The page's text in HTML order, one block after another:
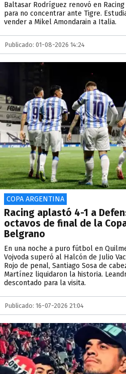
Baltasar Rodríguez renovó en
para no concentrar ante Tigre.
vender a Mikel Amondarain a Italia.
Publicado: 01-08-2026 14:24
COPA ARGENTINA
Racing aplastó 4-1 a
octavos de final de la
Belgrano
En una noche a puro fútbol en
Vojvoda superó al Halcón de Julio
Rojo de penal, Santiago Sosa de
Martínez liquidaron la historia.
descontado para la visita.
Publicado: 16-07-2026 21:04